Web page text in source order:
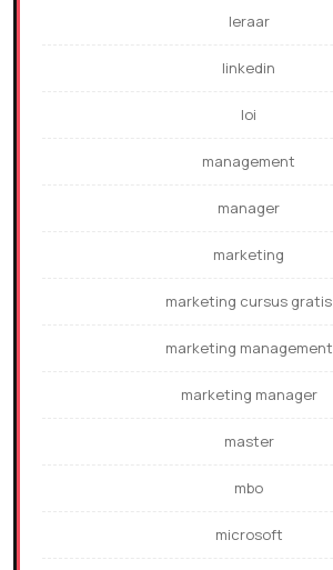
leraar
linkedin
loi
management
manager
marketing
marketing cursus gratis
marketing management
marketing manager
master
mbo
microsoft